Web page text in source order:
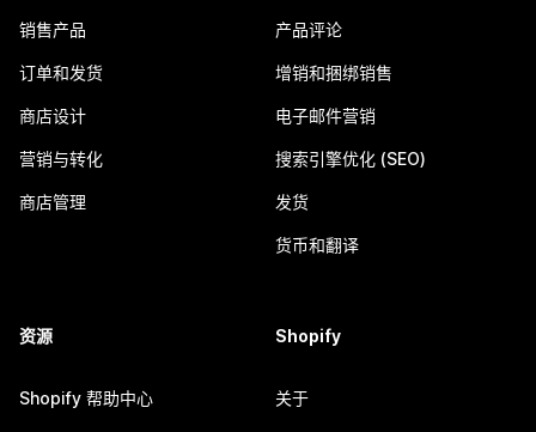
销售产品
订单和发货
商店设计
营销与转化
商店管理
产品评论
增销和捆绑销售
电子邮件营销
搜索引擎优化 (SEO)
发货
货币和翻译
资源
Shopify 帮助中心
Shopify
关于